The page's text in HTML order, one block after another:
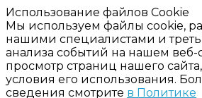
Использование файлов Cookie
Мы используем файлы cookie,
нашими специалистами и
анализа событий на нашем веб-
просмотр страниц нашего
условия его использования.
сведения смотрите в Политике